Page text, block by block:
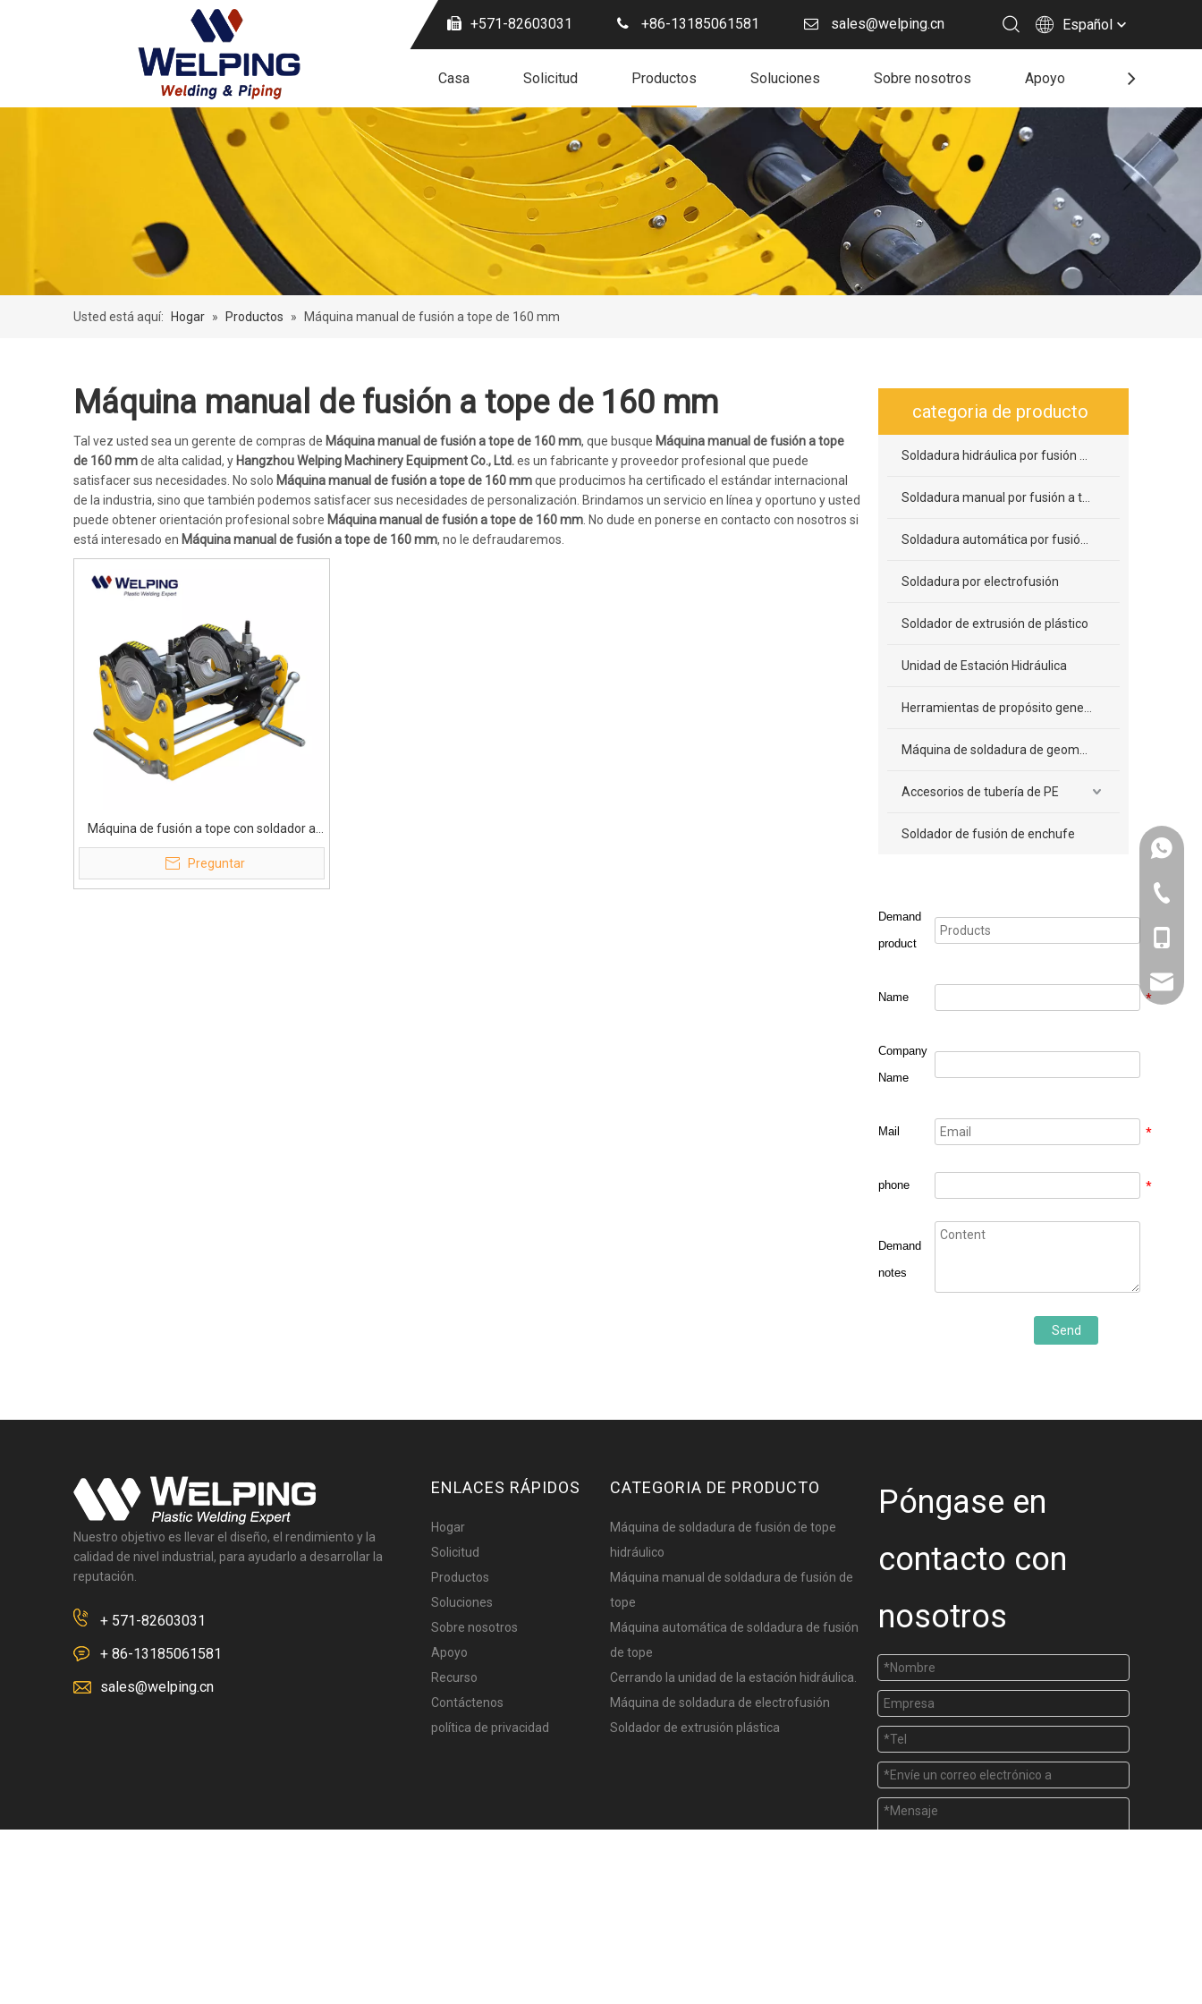
+571-82603031 +86-13185061581 sales@welping.cn Español
Casa Solicitud Productos Soluciones Sobre nosotros Apoyo Recurso
Usted está aquí: Hogar » Productos » Máquina manual de fusión a tope de 160 mm
Máquina manual de fusión a tope de 160 mm
Tal vez usted sea un gerente de compras de Máquina manual de fusión a tope de 160 mm, que busque Máquina manual de fusión a tope
de 160 mmde alta calidad, y Hangzhou Welping Machinery Equipment Co., Ltd.es un fabricante y proveedor profesional que puede
satisfacer sus necesidades. No solo Máquina manual de fusión a tope de 160 mmque producimos ha certificado el estándar internacional
de la industria, sino que también podemos satisfacer sus necesidades de personalización. Brindamos un servicio en línea y oportuno y usted
puede obtener orientación profesional sobre Máquina manual de fusión a tope de 160 mm . No dude en ponerse en contacto con nosotros si
está interesado en Máquina manual de fusión a tope de 160 mm, no le defraudaremos.
Máquina de fusión a tope con soldador a
tope de resistencia manual de 160 mm
Preguntar
categoria de producto
Soldadura por electrofusión
Soldador de extrusión de plástico
Unidad de Estación Hidráulica
Accesorios de tubería de PE
Soldador de fusión de enchufe
Demand
product
Name *
Company
Name
Mail *
phone *
Demand
notes
Send
Nuestro objetivo es llevar el diseño, el rendimiento y la
calidad de nivel industrial, para ayudarlo a desarrollar la
reputación.
+ 571-82603031
+ 86-13185061581
sales@welping.cn
ENLACES RÁPIDOS
Hogar
Solicitud
Productos
Soluciones
Sobre nosotros
Apoyo
Recurso
Contáctenos
política de privacidad
CATEGORIA DE PRODUCTO
Máquina de soldadura de fusión de tope
hidráulico
Máquina manual de soldadura de fusión de
tope
Máquina automática de soldadura de fusión
de tope
Cerrando la unidad de la estación hidráulica.
Máquina de soldadura de electrofusión
Soldador de extrusión plástica
571-
Póngase en
contacto con
nosotros